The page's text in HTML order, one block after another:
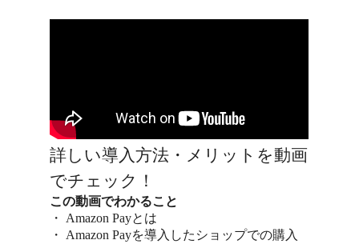
詳しい導入方法・メリットを動画
でチェック！
この動画でわかること
・ Amazon Payとは
・ Amazon Payを導入したショップでの購入